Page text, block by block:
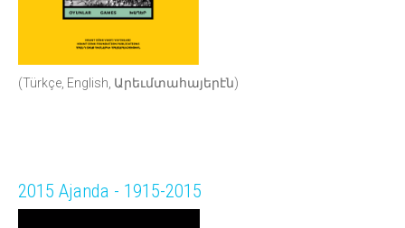
(Türkçe, English, Արեւմտահայերէն)
2015 Ajanda - 1915-2015